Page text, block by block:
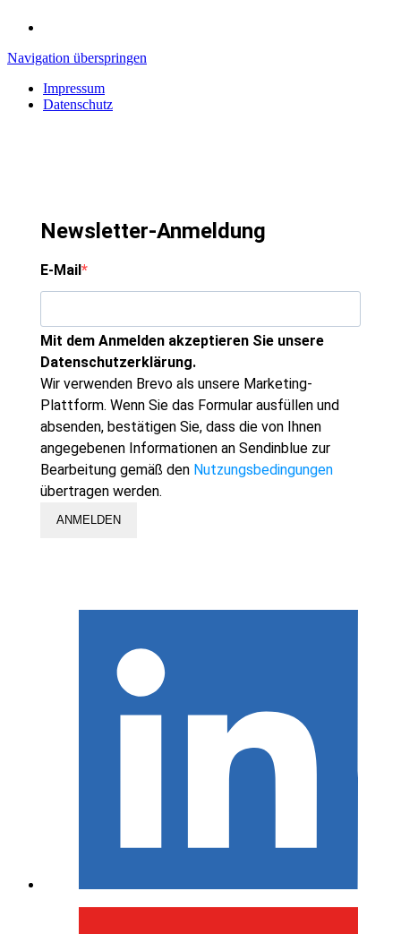
Navigation überspringen
Impressum
Datenschutz
Newsletter-Anmeldung
E-Mail
Mit dem Anmelden akzeptieren Sie unsere
Datenschutzerklärung.
Wir verwenden Brevo als unsere Marketing-
Plattform. Wenn Sie das Formular ausfüllen und
absenden, bestätigen Sie, dass die von Ihnen
angegebenen Informationen an Sendinblue zur
Bearbeitung gemäß den Nutzungsbedingungen
übertragen werden.
ANMELDEN